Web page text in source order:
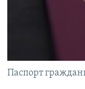
ПОБЕДИТЕЛЕЙ
УКРАИНСКАЯ
Паспорт